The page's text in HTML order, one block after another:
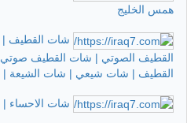
همس الخليج
شات القطيف |
القطيف الصوتي | شات القطيف
القطيف | شات شيعي | شات الشيعة |
شات الاحساء |